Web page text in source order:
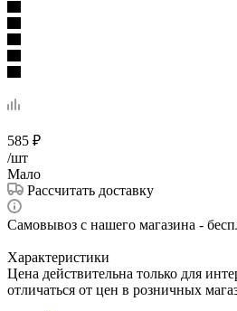
585 ₽
/шт
Мало
Рассчитать доставку
Самовывоз с нашего магазина -
Характеристики
Цена действительна только для
отличаться от цен в розничных